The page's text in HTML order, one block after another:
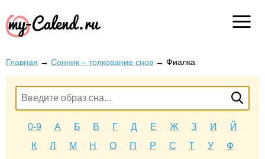
Главная → Сонник – толкование снов → Фиалка
0-9 А Б В Г Д Е Ж З И
Й
К
Л М Н О П Р С Т У
Ф